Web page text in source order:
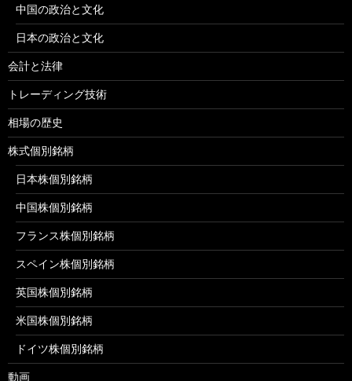
中国の政治と文化
日本の政治と文化
会計と法律
トレーディング技術
相場の歴史
株式個別銘柄
日本株個別銘柄
中国株個別銘柄
フランス株個別銘柄
スペイン株個別銘柄
英国株個別銘柄
米国株個別銘柄
ドイツ株個別銘柄
動画